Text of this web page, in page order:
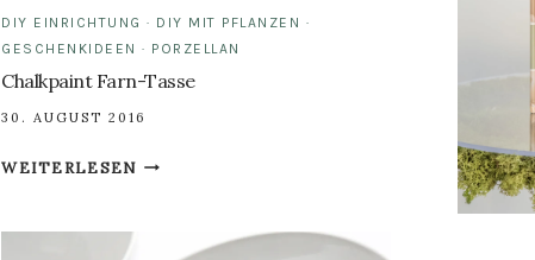
DIY EINRICHTUNG · DIY MIT PFLANZEN ·
GESCHENKIDEEN · PORZELLAN
Chalkpaint Farn-Tasse
30. AUGUST 2016
WEITERLESENCHALKPAINT